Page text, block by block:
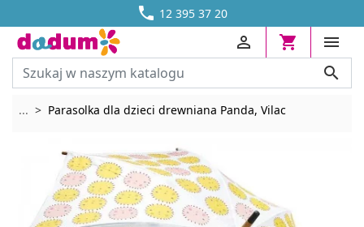
 12 395 37 20
DOSTAWA OD 13,70 ZŁ





... Rozwiń breadcrumbs
Parasolka dla dzieci drewniana Panda, Vilac